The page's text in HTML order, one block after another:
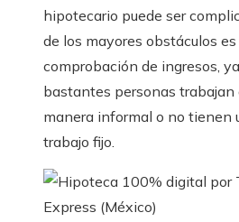
hipotecario puede ser
de los mayores obstáculos
comprobación de ingresos,
bastantes personas trabajan
manera informal o no tienen
trabajo fijo.